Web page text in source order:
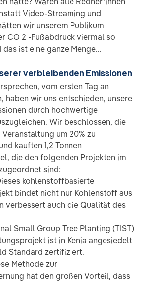
Video-Streaming und
wir unserem Publikum
CO 2 -Fußabdruck viermal so
ist eine ganze Menge...
verbleibenden Emissionen
vom ersten Tag an
haben wir uns entschieden, unsere
durch hochwertige
Wir beschlossen, die
um 20% zu
kauften 1,2 Tonnen
die den folgenden Projekten im
sind:
kohlenstoffbasierte
bindet nicht nur Kohlenstoff aus
verbessert auch die Qualität des
Small Group Tree Planting (TIST)
ist in Kenia angesiedelt
Standard zertifiziert.
Methode zur
hat den großen Vorteil, dass